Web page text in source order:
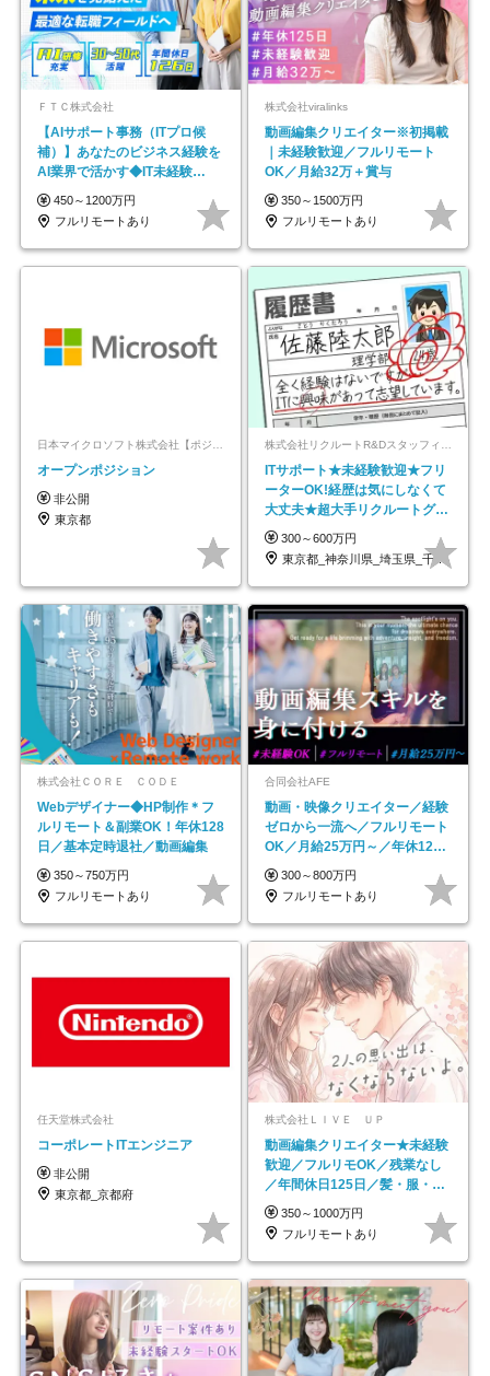
ＦＴＣ株式会社
【AIサポート事務（ITプロ候
補）】あなたのビジネス経験を
AI業界で活かす◆IT未経験
OK◆目指せるコンサル
450～1200万円
フルリモートあり
株式会社viralinks
動画編集クリエイター※初掲載
｜未経験歓迎／フルリモート
OK／月給32万＋賞与
350～1500万円
フルリモートあり
オープンポジション
非公開
東京都
ITサポート★未経験歓迎★フリ
ーターOK!経歴は気にしなくて
大丈夫★超大手リクルートグル
ープの正社員/sg
300～600万円
東京都_神奈川県_埼玉県_千葉県_大阪府…
株式会社ＣＯＲＥ ＣＯＤＥ
Webデザイナー◆HP制作＊フ
ルリモート＆副業OK！年休128
日／基本定時退社／動画編集
350～750万円
フルリモートあり
合同会社AFE
動画・映像クリエイター／経験
ゼロから一流へ／フルリモート
OK／月給25万円～／年休125
日以上
300～800万円
フルリモートあり
任天堂株式会社
コーポレートITエンジニア
非公開
東京都_京都府
株式会社ＬＩＶＥ ＵＰ
動画編集クリエイター★未経験
歓迎／フルリモOK／残業なし
／年間休日125日／髪・服・ネ
イル自由／研修充実で安心
350～1000万円
フルリモートあり